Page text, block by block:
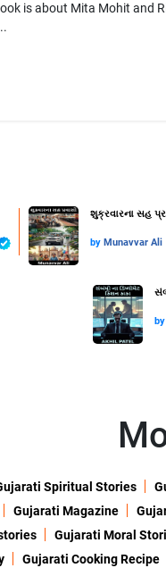
is about Mita Mohit and
શુક્રવારના સહ
by Munavvar Ali
by
Spiritual Stories
Gujarati Magazine
Gujarati Moral
Gujarati Cooking Recipe